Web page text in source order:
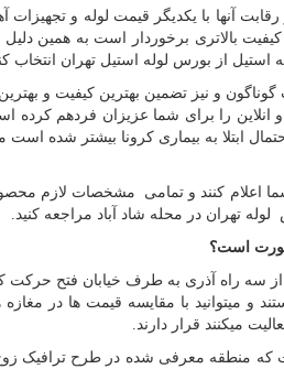
رقابت آنها با یکدیگر قیمت لوله و
بالاتری برخوردار است به همین دلیل
استیل از بورس لوله استیل تهران انتخاب
گوناگون و نیز تضمین بهترین کیفیت و
را برای شما عزیزان فردهم کرده
ابتلا به بیماری کرونا بیشتر شده است
اعلام کنند و تمامی مشخصات لازم
تهران در محله شاد آباد مراجعه کنید.
است؟
از سه راه آذری به طرف خیابان فتح حرکت
و میتوانید با مقایسه قیمت ها در
که منطقه معرفی شده در طرح ترافیک